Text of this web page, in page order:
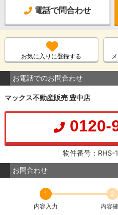
電話で問合わせ
お気に入りに登録する
お電話でのお問合わせ
マックス不動産販売 豊中店
0120-
物件番号：
お問合わせ
1
内容入力
2
内容